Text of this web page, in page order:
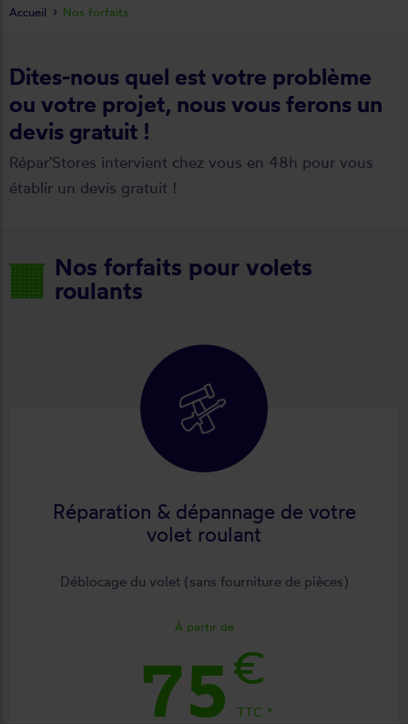
Dites-nous quel est votre problème
ou votre projet, nous vous ferons un
devis gratuit !
Répar'Stores intervient chez vous en 48h pour vous
établir un devis gratuit !
Nos forfaits pour volets
roulants
Réparation & dépannage de votre
volet roulant
Déblocage du volet (sans fourniture de pièces)
À partir de
75€
TTC
Accueil Nos forfaits